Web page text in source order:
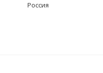
Россия